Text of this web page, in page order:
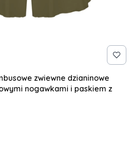
zwiewne dzianinowe
nogawkami i paskiem z